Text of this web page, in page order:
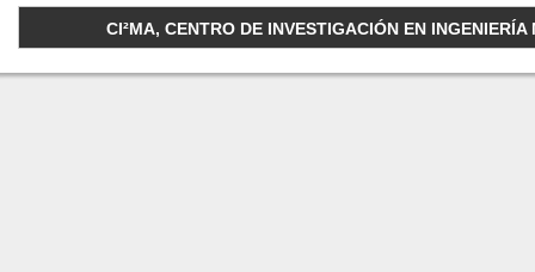
CI²MA, CENTRO DE INVESTIGACIÓN EN